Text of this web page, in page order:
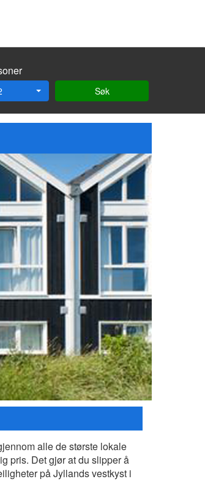
Søk
alle de største lokale
pris. Det gjør at du slipper å
på Jyllands vestkyst i